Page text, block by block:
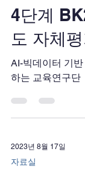
4단계
도 자체
AI-빅데이터 기반
하는 교육연구단
2023년 8월 17일
자료실